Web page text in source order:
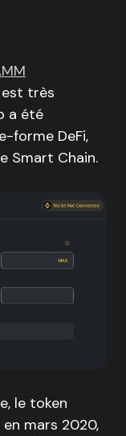
très
a été
forme DeFi,
Smart Chain.
le token
mars 2020,